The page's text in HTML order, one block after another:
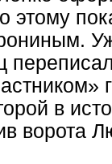
этому
в
ворота